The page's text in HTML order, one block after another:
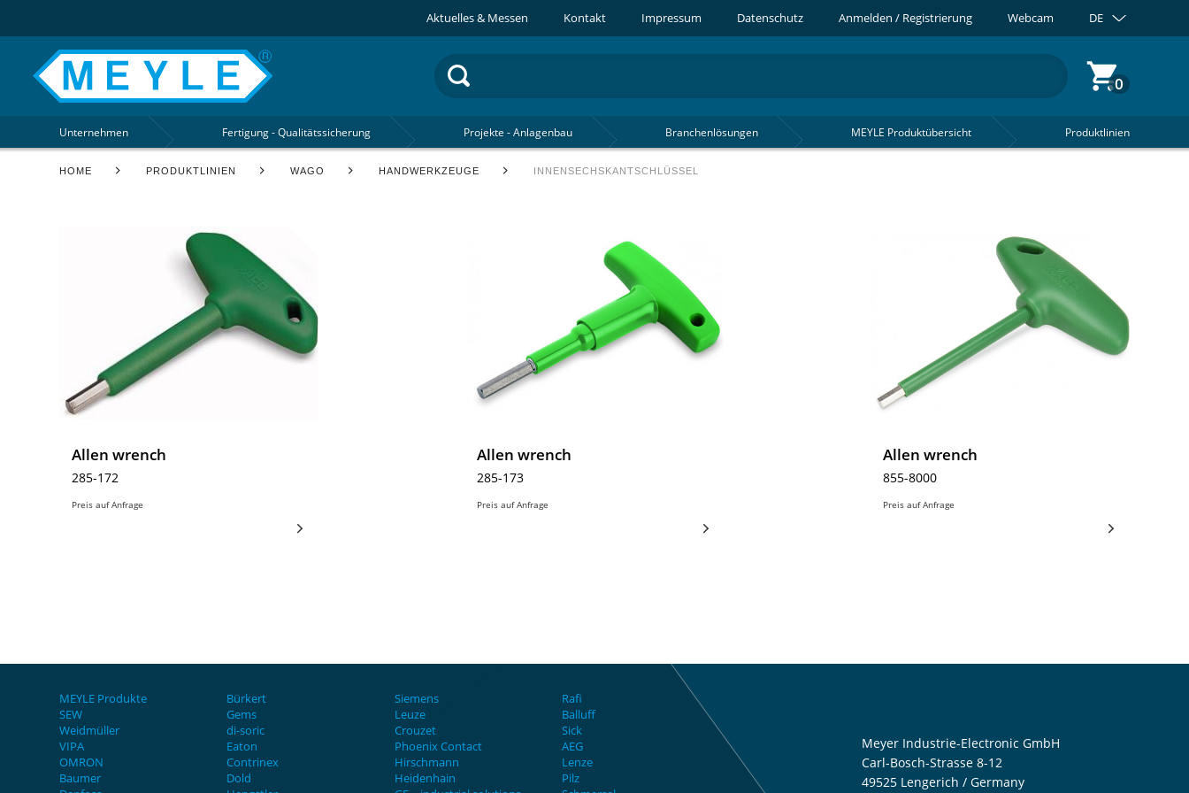
Aktuelles & Messen Kontakt Impressum Datenschutz Anmelden / Registrierung Webcam DE
0
Produktlinien
MEYLE Produktübersicht
Branchenlösungen
Projekte - Anlagenbau
Fertigung - Qualitätssicherung
Unternehmen
HOME PRODUKTLINIEN WAGO HANDWERKZEUGE INNENSECHSKANTSCHLÜSSEL
Allen wrench
285-172
Preis auf Anfrage
Allen wrench
285-173
Preis auf Anfrage
Allen wrench
855-8000
Preis auf Anfrage
MEYLE Produkte Bürkert Siemens
Rafi
SEW
Gems Leuze
Balluff
Weidmüller
di-soric Crouzet
Sick
VIPA
Eaton Phoenix Contact
AEG
OMRON
Contrinex Hirschmann
Lenze
Baumer
Dold Heidenhain
Pilz
Meyer Industrie-Electronic GmbH
Carl-Bosch-Strasse 8-12
49525 Lengerich / Germany